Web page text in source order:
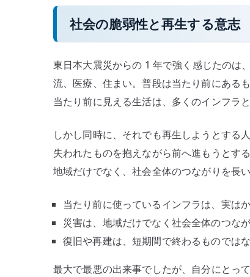
社会の脆弱性と再生する意志
東日本大震災からの 1 年で強く感じたのは
流、医療、住まい。普段は当たり前にある
当たり前に見える生活は、多くのインフラ
しかし同時に、それでも再生しようとする
失われたものを抱えながら前へ進もうとす
地域だけでなく、社会全体のつながりを長
当たり前に使っているインフラは、実は
災害は、地域だけでなく社会全体のつなが
復旧や再建は、短期間で終わるものでは
最大で最悪の出来事でしたが、自分にとっ